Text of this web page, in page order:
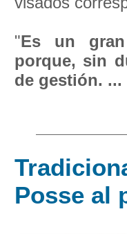
"Es un gran
porque, sin
de gestión. ...
Posse al